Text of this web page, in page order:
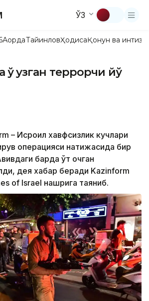
ЎЗ
АқордаТайинловҲодисаҚонун ва
узган террорчи йўқ
– Исроил хавфсизлик кучлари
операцияси натижасида бир
барда ўт очган
дея хабар беради Kazinform
оf Israel нашрига таяниб.